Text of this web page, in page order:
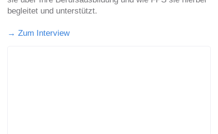
begleitet und unterstützt.
→ Zum Interview